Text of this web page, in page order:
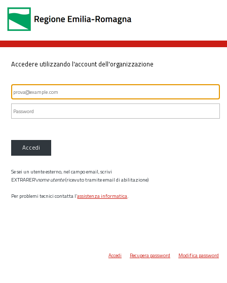
Accedere utilizzando l'account dell'organizzazione
Accedi
Se sei un utente esterno, nel campo email, scrivi
EXTRARER\nome utente(ricevuto tramite email di abilitazione)
Per problemi tecnici contatta l’assistenza informatica.
Accedi Recupera password Modifica password